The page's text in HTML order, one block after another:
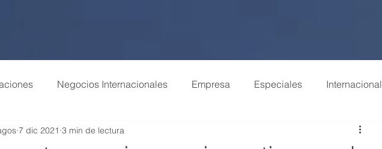
Negocios Internacionales Empresa Especiales Internacional
7 dic 2021 3 min de lectura